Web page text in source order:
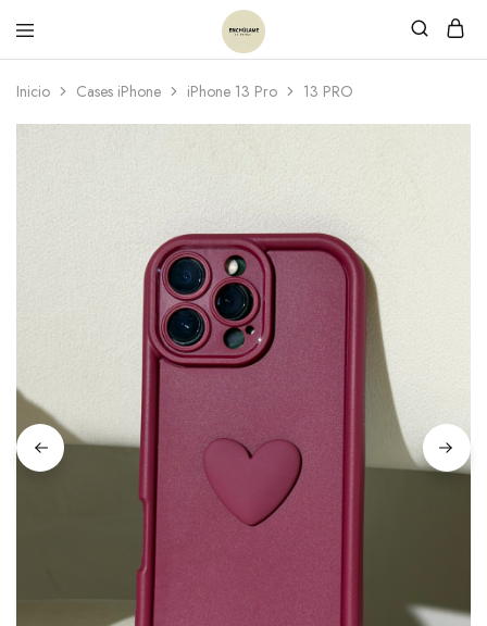
Inicio Cases iPhone iPhone 13 Pro 13 PRO